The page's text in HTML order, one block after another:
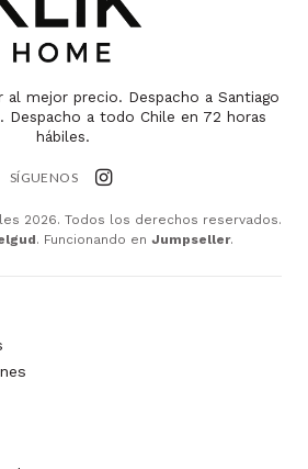
al mejor precio. Despacho a Santiago
Despacho a todo Chile en 72 horas
hábiles.
SÍGUENOS
2026. Todos los derechos reservados.
. Funcionando en Jumpseller.